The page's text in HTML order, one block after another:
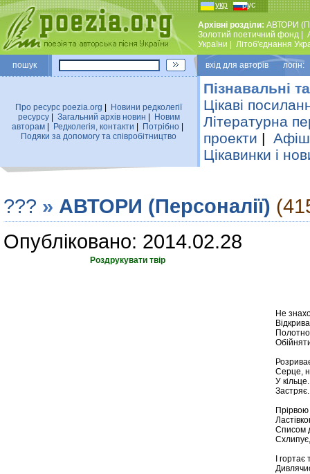
укр рус
Архівні розділи: АВТОРИ
Золотий поетичний фонд
України
Лiтоб'єднання
пошук вхiд для авторiв логін:
Про ресурс poezia.org
Новини редколегiї
ресурсу| Загальний архiв новин
Новим
авторам
Редколегiя, контакти Потрiбно
Подяки за допомогу та співробітництво
Пізнавальні
Цікаві
Літературна
проекти |
Цікавинки і
??? » АВТОРИ (Персоналії)
Опубліковано: 2014.02.28
Роздрукувати твір
Не
Серце,
У
Списом
І